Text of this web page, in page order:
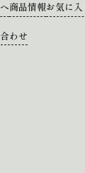
商品情報お気に入
わせ